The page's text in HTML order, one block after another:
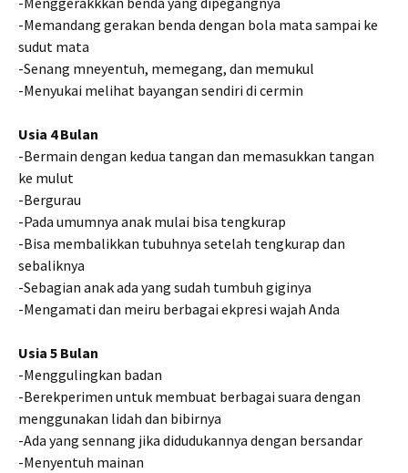
-Memandang gerakan benda dengan bola mata sampai ke
sudut mata
-Senang mneyentuh, memegang, dan memukul
-Menyukai melihat bayangan sendiri di cermin
Usia 4 Bulan
-Bermain dengan kedua tangan dan memasukkan tangan
ke mulut
-Bergurau
-Pada umumnya anak mulai bisa tengkurap
-Bisa membalikkan tubuhnya setelah tengkurap dan
sebaliknya
-Sebagian anak ada yang sudah tumbuh giginya
-Mengamati dan meiru berbagai ekpresi wajah Anda
Usia 5 Bulan
-Menggulingkan badan
-Berekperimen untuk membuat berbagai suara dengan
menggunakan lidah dan bibirnya
-Ada yang sennang jika didudukannya dengan bersandar
-Menyentuh mainan